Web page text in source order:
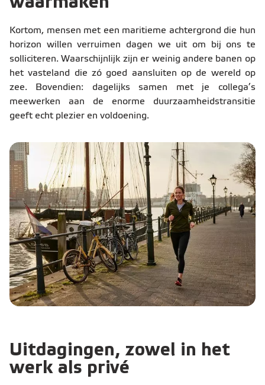
Kortom, mensen met een maritieme achtergrond die hun
horizon willen verruimen dagen we uit om bij ons te
solliciteren. Waarschijnlijk zijn er weinig andere banen op
het vasteland die zó goed aansluiten op de wereld op
zee. Bovendien: dagelijks samen met je collega’s
meewerken aan de enorme duurzaamheidstransitie
geeft echt plezier en voldoening.
Uitdagingen, zowel in het
werk als privé